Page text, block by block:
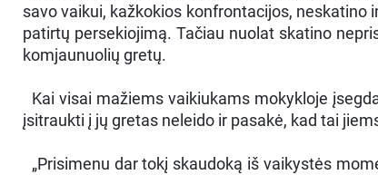
savo vaikui, kažkokios konfrontacijos,
patirtų persekiojimą. Tačiau nuolat skatino
komjaunuolių gretų.
Kai visai mažiems vaikiukams mokykloje
įsitraukti į jų gretas neleido ir pasakė, kad tai
„Prisimenu dar tokį skaudoką iš vaikystės